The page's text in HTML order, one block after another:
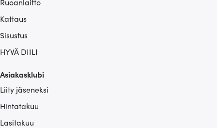
Kattaus
Sisustus
HYVÄ DIILI
Asiakasklubi
Liity jäseneksi
Hintatakuu
Lasitakuu